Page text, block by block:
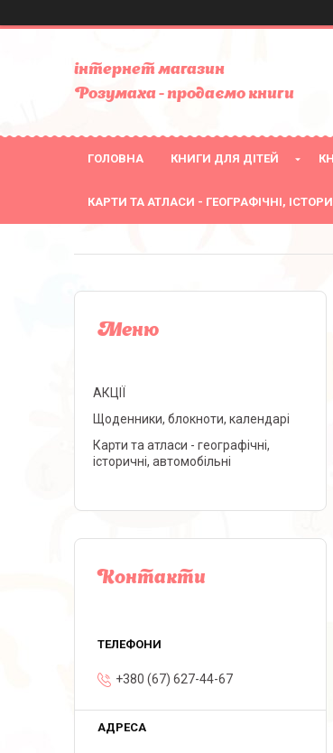
інтернет магазин
Розумаха - продаємо книги
ГОЛОВНА КНИГИ ДЛЯ ДІТЕЙ
КАРТИ ТА АТЛАСИ - ГЕОГРАФІЧНІ,
АКЦІЇ
Щоденники, блокноти, календарі
Карти та атласи - географічні,
історичні, автомобільні
Контакти
+380 (67) 627-44-67